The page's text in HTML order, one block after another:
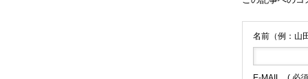
名前（例：山